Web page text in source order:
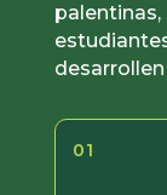
01